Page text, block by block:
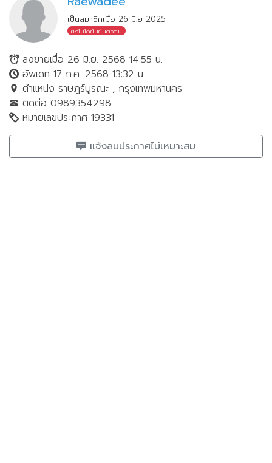
เป็นสมาชิกเมื่อ 26 มิ.ย 2025
ยังไม่ได้ยืนยันตัวตน
ลงขายเมื่อ 26 มิ.ย. 2568 14:55 น.
อัพเดท 17 ก.ค. 2568 13:32 น.
ตำแหน่ง ราษฎร์บูรณะ , กรุงเทพมหานคร
ติดต่อ 0989354298
หมายเลขประกาศ 19331
แจ้งลบประกาศไม่เหมาะสม